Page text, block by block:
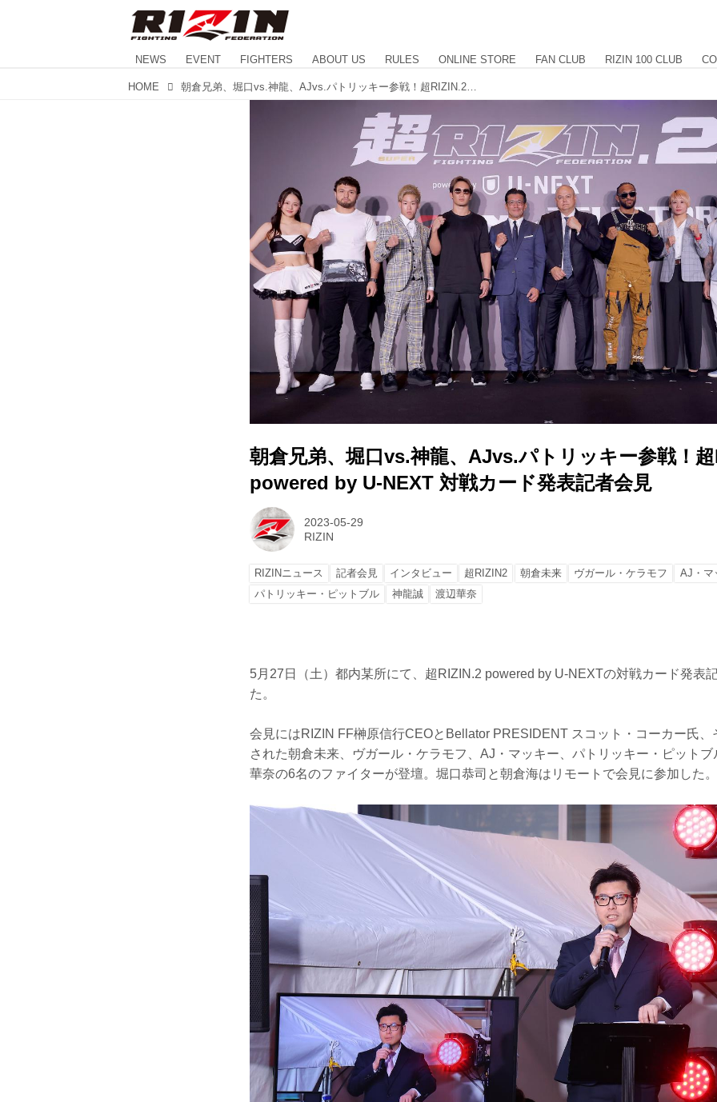
NEWS EVENT FIGHTERS ABOUT US RULES ONLINE STORE FAN CLUB RIZIN 100 CLUB
HOME
朝倉兄弟、堀口vs.神龍、AJvs.パトリッキー参戦！
powered by U-NEXT 対戦カード発表記者会見
2023-05-29
RIZIN
RIZINニュース 記者会見 インタビュー 超RIZIN2 朝倉未来 ヴガール・ケラモフ
AJ・マ
パトリッキー・ピットブル
神龍誠 渡辺華奈
5月27日（土）都内某所にて、超RIZIN.2 powered by U-NEXTの対戦カード発表
た。
会見にはRIZIN FF榊原信行CEOとBellator PRESIDENT スコット・コーカー氏、
された朝倉未来、ヴガール・ケラモフ、AJ・マッキー、パトリッキー・ピット
華奈の6名のファイターが登壇。堀口恭司と朝倉海はリモートで会見に参加した。